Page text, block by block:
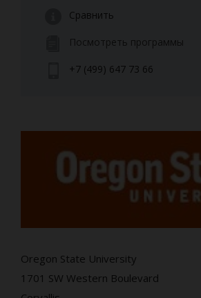
Сравнить
Посмотреть программы
+7 (499) 647 73 66
Oregon State University
1701 SW Western Boulevard